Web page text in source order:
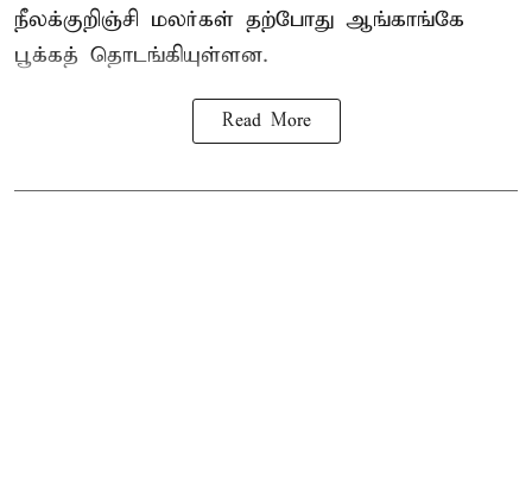
நீலக்குறிஞ்சி மலர்கள் தற்போது ஆங்காங்கே
பூக்கத் தொடங்கியுள்ளன.
Read More